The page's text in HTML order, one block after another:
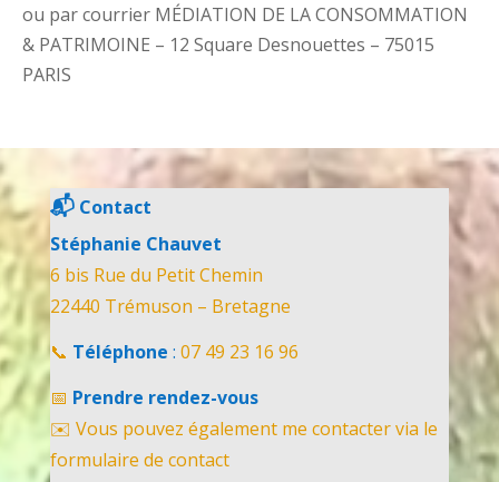
ou par courrier MÉDIATION DE LA CONSOMMATION
& PATRIMOINE – 12 Square Desnouettes – 75015
PARIS
📬Contact
Stéphanie Chauvet
6 bis Rue du Petit Chemin
22440 Trémuson – Bretagne
📞 Téléphone : 07 49 23 16 96
📅 Prendre rendez-vous
✉️ Vous pouvez également me contacter via le
formulaire de contact